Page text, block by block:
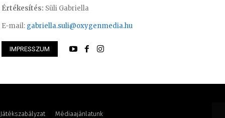
– sales manager – 2014
Értékesítés: Süli Gabriella
E-mail: gabriella.suli@oxygenmedia.hu
IMPRESSZUM
Játékszabályzat Médiaajánlatunk